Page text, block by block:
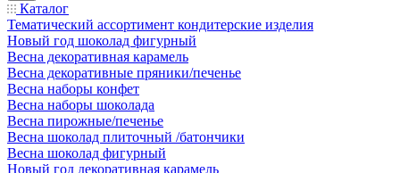
Каталог
Тематический ассортимент кондитерские изделия
Новый год шоколад фигурный
Весна декоративная карамель
Весна декоративные пряники/печенье
Весна наборы конфет
Весна наборы шоколада
Весна пирожные/печенье
Весна шоколад плиточный /батончики
Весна шоколад фигурный
Новый год декоративная карамель